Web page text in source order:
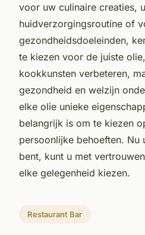
voor uw culinaire creaties,
huidverzorgingsroutine of
gezondheidsdoeleinden,
te kiezen voor de juiste
kookkunsten verbeteren,
gezondheid en welzijn
elke olie unieke
belangrijk is om te kiezen
persoonlijke behoeften. Nu
bent, kunt u met
elke gelegenheid kiezen.
Restaurant Bar